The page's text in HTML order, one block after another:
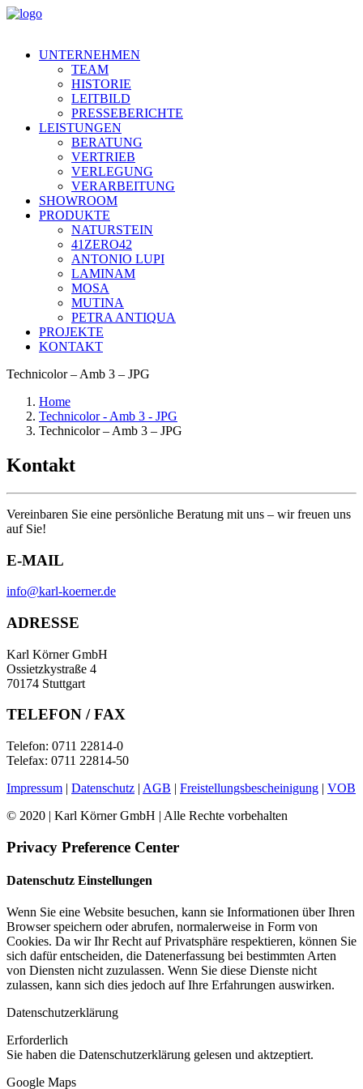
UNTERNEHMEN
TEAM
HISTORIE
LEITBILD
PRESSEBERICHTE
LEISTUNGEN
BERATUNG
VERTRIEB
VERLEGUNG
VERARBEITUNG
SHOWROOM
PRODUKTE
NATURSTEIN
41ZERO42
ANTONIO LUPI
LAMINAM
MOSA
MUTINA
PETRA ANTIQUA
PROJEKTE
KONTAKT
Technicolor – Amb 3 – JPG
Home
Technicolor - Amb 3 - JPG
Technicolor – Amb 3 – JPG
Kontakt
Vereinbaren Sie eine persönliche Beratung mit uns – wir freuen uns
auf Sie!
E-MAIL
info@karl-koerner.de
ADRESSE
Karl Körner GmbH
Ossietzkystraße 4
70174 Stuttgart
TELEFON / FAX
Telefon: 0711 22814-0
Telefax: 0711 22814-50
Impressum | Datenschutz | AGB | Freistellungsbescheinigung | VOB
© 2020 | Karl Körner GmbH | Alle Rechte vorbehalten
Privacy Preference Center
Datenschutz Einstellungen
Wenn Sie eine Website besuchen, kann sie Informationen über Ihren
Browser speichern oder abrufen, normalerweise in Form von
Cookies. Da wir Ihr Recht auf Privatsphäre respektieren, können Sie
sich dafür entscheiden, die Datenerfassung bei bestimmten Arten
von Diensten nicht zuzulassen. Wenn Sie diese Dienste nicht
zulassen, kann sich dies jedoch auf Ihre Erfahrungen auswirken.
Datenschutzerklärung
Erforderlich
Sie haben die Datenschutzerklärung gelesen und aktzeptiert.
Google Maps